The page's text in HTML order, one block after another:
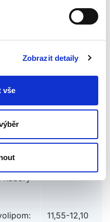
Zobrazit detaily
vše
10,30-10,50
nádory
11,55-12,10